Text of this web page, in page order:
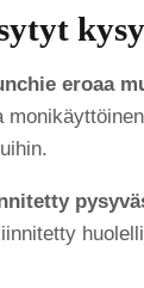
eroaa